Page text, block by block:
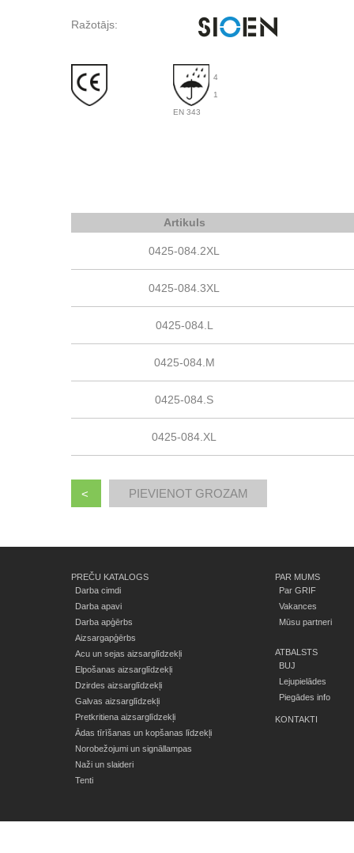
Ražotājs:
4
1
EN 343
Artikuls
0425-084.2XL
0425-084.3XL
0425-084.L
0425-084.M
0425-084.S
0425-084.XL
<
PREČU KATALOGS
Darba cimdi
Darba apavi
Darba apģērbs
Aizsargapģērbs
Acu un sejas aizsarglīdzekļi
Elpošanas aizsarglīdzekļi
Dzirdes aizsarglīdzekļi
Galvas aizsarglīdzekļi
Pretkritiena aizsarglīdzekļi
Ādas tīrīšanas un kopšanas līdzekļi
Norobežojumi un signāllampas
Naži un slaideri
Tenti
PAR MUMS
Par GRIF
Vakances
Mūsu partneri
ATBALSTS
BUJ
Lejupielādes
Piegādes info
KONTAKTI